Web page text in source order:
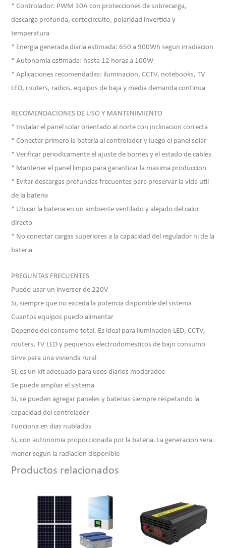
* Controlador: PWM 30A con protecciones de sobrecarga,
descarga profunda, cortocircuito, polaridad invertida y
temperatura
* Energia generada diaria estimada: 650 a 900Wh segun irradiacion
* Autonomia estimada: hasta 12 horas a 100W
* Aplicaciones recomendadas: iluminacion, CCTV, notebooks, TV
LED, routers, radios, equipos de baja y media demanda continua
RECOMENDACIONES DE USO Y MANTENIMIENTO
* Instalar el panel solar orientado al norte con inclinacion correcta
* Conectar primero la bateria al controlador y luego el panel solar
* Verificar periodicamente el ajuste de bornes y el estado de cables
* Mantener el panel limpio para garantizar la maxima produccion
* Evitar descargas profundas frecuentes para preservar la vida util
de la bateria
* Ubicar la bateria en un ambiente ventilado y alejado del calor
directo
* No conectar cargas superiores a la capacidad del regulador ni de la
bateria
PREGUNTAS FRECUENTES
Puedo usar un inversor de 220V
Si, siempre que no exceda la potencia disponible del sistema
Cuantos equipos puedo alimentar
Depende del consumo total. Es ideal para iluminacion LED, CCTV,
routers, TV LED y pequenos electrodomesticos de bajo consumo
Sirve para una vivienda rural
Si, es un kit adecuado para usos diarios moderados
Se puede ampliar el sistema
Si, se pueden agregar paneles y baterias siempre respetando la
capacidad del controlador
Funciona en dias nublados
Si, con autonomia proporcionada por la bateria. La generacion sera
menor segun la radiacion disponible
Productos relacionados